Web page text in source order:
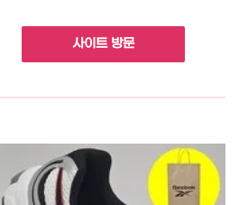
사이트 방문